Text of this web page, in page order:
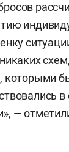
схем,
которыми
в
—